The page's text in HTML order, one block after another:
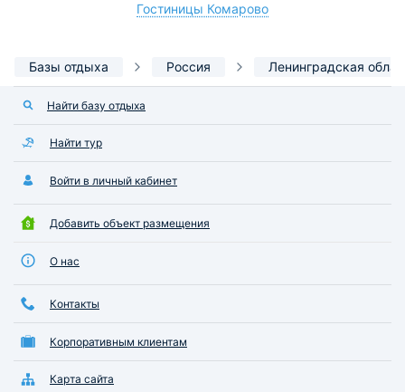
Гостиницы Комарово
Базы отдыха Россия Ленинградская
Найти базу отдыха
Найти тур
Войти в личный кабинет
Добавить объект размещения
О нас
Контакты
Корпоративным клиентам
Карта сайта